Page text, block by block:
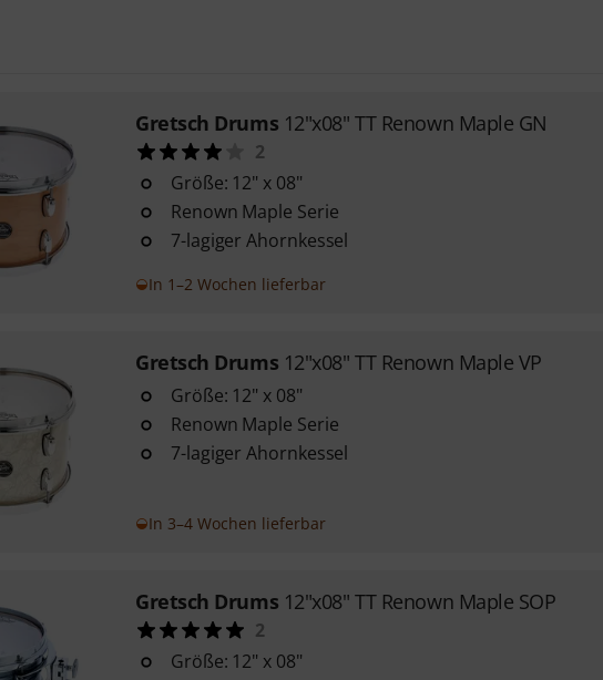
Gretsch Drums 12"x08" TT Renown Maple GN
2
Größe: 12" x 08"
Renown Maple Serie
7-lagiger Ahornkessel
In 1–2 Wochen lieferbar
Gretsch Drums 12"x08" TT Renown Maple VP
Größe: 12" x 08"
Renown Maple Serie
7-lagiger Ahornkessel
In 3–4 Wochen lieferbar
Gretsch Drums 12"x08" TT Renown Maple SOP
2
Größe: 12" x 08"